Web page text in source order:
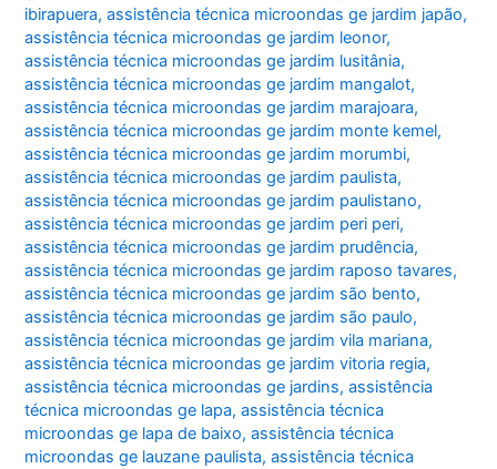
ibirapuera,assistência técnica microondas ge jardim japão,
assistência técnica microondas ge jardim leonor,
assistência técnica microondas ge jardim lusitânia,
assistência técnica microondas ge jardim mangalot,
assistência técnica microondas ge jardim marajoara,
assistência técnica microondas ge jardim monte kemel,
assistência técnica microondas ge jardim morumbi,
assistência técnica microondas ge jardim paulista,
assistência técnica microondas ge jardim paulistano,
assistência técnica microondas ge jardim peri peri,
assistência técnica microondas ge jardim prudência,
assistência técnica microondas ge jardim raposo tavares,
assistência técnica microondas ge jardim são bento,
assistência técnica microondas ge jardim são paulo,
assistência técnica microondas ge jardim vila mariana,
assistência técnica microondas ge jardim vitoria regia,
assistência técnica microondas ge jardins,assistência
técnica microondas ge lapa,assistência técnica
microondas ge lapa de baixo,assistência técnica
microondas ge lauzane paulista,assistência técnica